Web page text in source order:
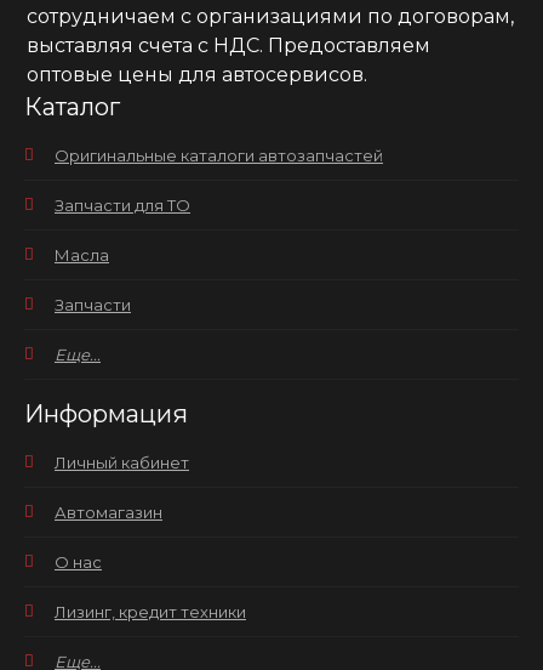
сотрудничаем с организациями по договорам,
выставляя счета с НДС. Предоставляем
оптовые цены для автосервисов.
Каталог
Оригинальные каталоги автозапчастей
Запчасти для ТО
Масла
Запчасти
Еще...
Информация
Личный кабинет
Автомагазин
О нас
Лизинг, кредит техники
Еще...